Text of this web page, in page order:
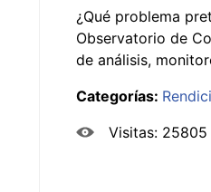
¿Qué problema
Observatorio de
de análisis,
Categorías:
Visitas: 25805